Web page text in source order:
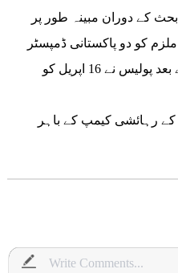
بحث کے دوران مبینہ طور پر
کو دو پاکستانی ڈمپسٹر
ڈرائیوروں کی باضابطہ شکایت کے بعد پولیس نے 16 اپریل کو
رہائشی کیمپ کے باہر